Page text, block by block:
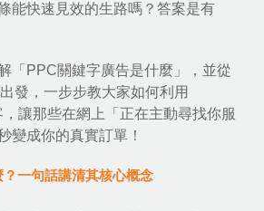
能快速見效的生路嗎？答案是有
「 PPC關鍵字廣告是什麼」，並從
發，一步步教大家如何利用
讓那些在網上「正在主動尋找你服
變成你的真實訂單！
一句話講清其核心概念